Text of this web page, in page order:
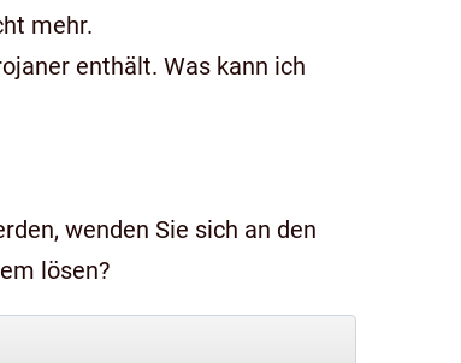
mehr.
enthält. Was kann ich
lösen?